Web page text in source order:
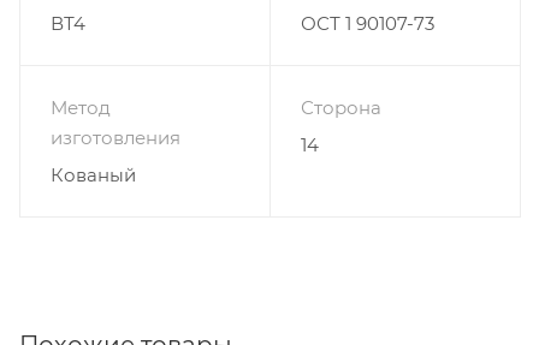
ВТ4
ОСТ 1 90107-73
Метод
изготовления
Кованый
Сторона
14